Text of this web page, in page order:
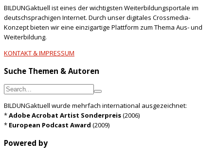
BILDUNGaktuell ist eines der wichtigsten Weiterbildungsportale im
deutschsprachigen Internet. Durch unser digitales Crossmedia-
Konzept bieten wir eine einzigartige Plattform zum Thema Aus- und
Weiterbildung.
KONTAKT & IMPRESSUM
Suche Themen & Autoren
BILDUNGaktuell wurde mehrfach international ausgezeichnet:
*Adobe Acrobat Artist Sonderpreis(2006)
* European Podcast Award (2009)
Powered by